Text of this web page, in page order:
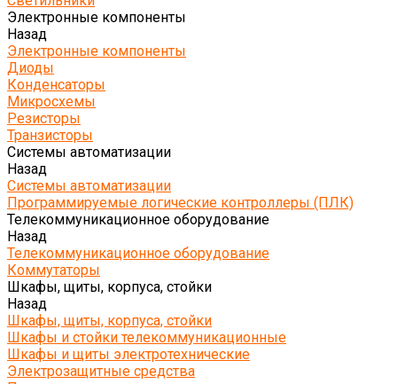
Электронные компоненты
Назад
Электронные компоненты
Диоды
Конденсаторы
Микросхемы
Резисторы
Транзисторы
Системы автоматизации
Назад
Системы автоматизации
Программируемые логические контроллеры (ПЛК)
Телекоммуникационное оборудование
Назад
Телекоммуникационное оборудование
Коммутаторы
Шкафы, щиты, корпуса, стойки
Назад
Шкафы, щиты, корпуса, стойки
Шкафы и стойки телекоммуникационные
Шкафы и щиты электротехнические
Электрозащитные средства